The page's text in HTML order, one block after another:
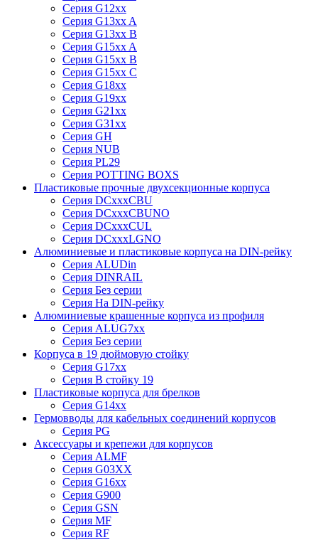
Серия G12xx
Серия G13xx A
Серия G13xx B
Серия G15xx A
Серия G15xx B
Серия G15xx C
Серия G18xx
Серия G19xx
Серия G21xx
Серия G31xx
Серия GH
Серия NUB
Серия PL29
Серия POTTING BOXS
Пластиковые прочные двухсекционные корпуса
Серия DCxxxCBU
Серия DCxxxCBUNO
Серия DCxxxCUL
Серия DCxxxLGNO
Алюминиевые и пластиковые корпуса на DIN-рейку
Серия ALUDin
Серия DINRAIL
Серия Без серии
Серия На DIN-рейку
Алюминиевые крашенные корпуса из профиля
Серия ALUG7xx
Серия Без серии
Корпуса в 19 дюймовую стойку
Серия G17xx
Серия В стойку 19
Пластиковые корпуса для брелков
Серия G14xx
Гермовводы для кабельных соединений корпусов
Серия PG
Аксессуары и крепежи для корпусов
Серия ALMF
Серия G03XX
Серия G16xx
Серия G900
Серия GSN
Серия MF
Серия RF